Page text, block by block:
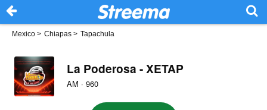
Mexico > Chiapas > Tapachula
La Poderosa - XETAP
AM · 960